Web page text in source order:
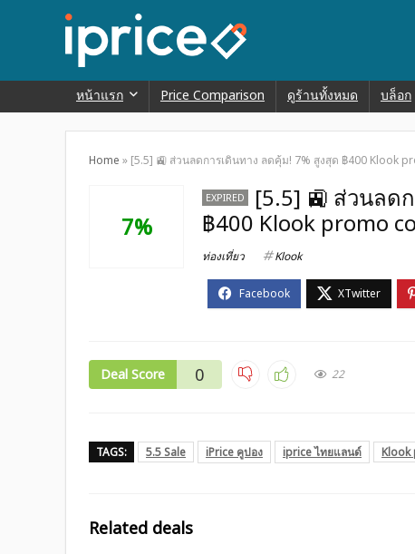
หน้าแรก Price Comparison ดูร้านทั้งหมด บล็อก
Home » [5.5] 🚉 ส่วนลดการเดินทาง ลดคุ้ม! 7% สูงสุด ฿400 Klook
7%
EXPIRED
[5.5] 🚉 ส่วนลด
฿400 Klook promo
ท่องเที่ยว Klook
Deal Score 0 22
TAGS: 5.5 Sale iPrice คูปอง iprice ไทยแลนด์
Related deals